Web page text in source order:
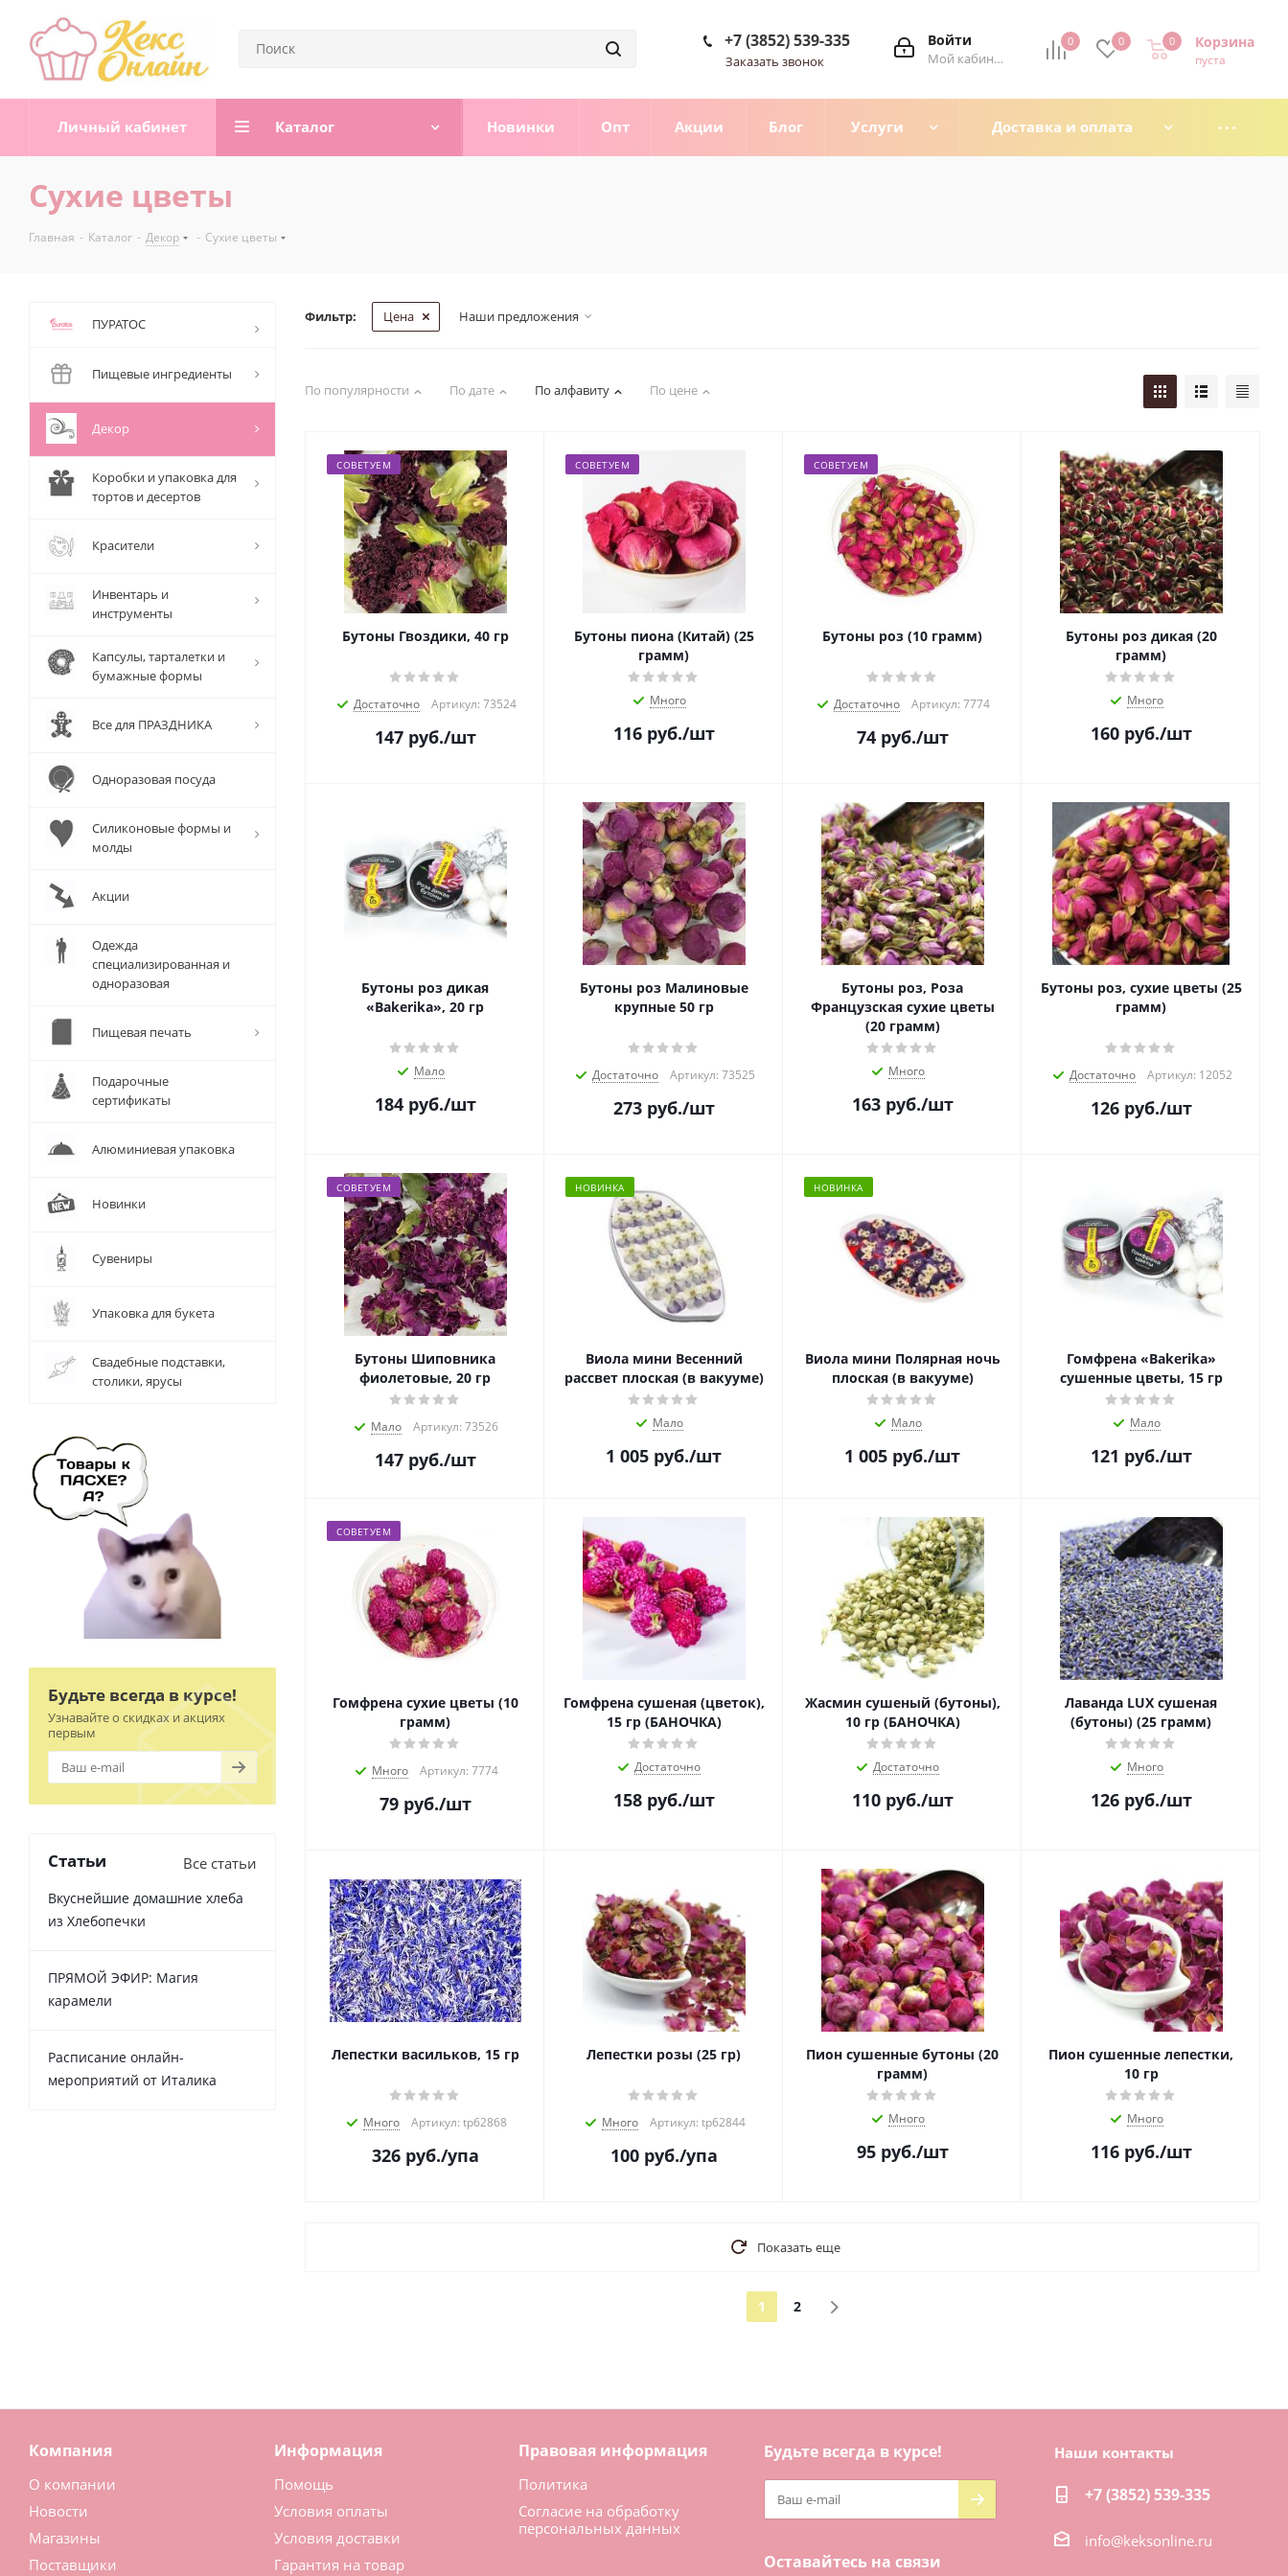
0 0 Корзина
0
пуста
0
Войти
Мой кабинет
+7 (3852) 539-335
Заказать звонок
Личный кабинет Каталог Новинки Опт Акции Блог Услуги Доставка и оплата
Сухие цветы
Главная - Каталог - Декор - Сухие цветы
Фильтр: Цена Наши предложения
По популярности По дате По алфавиту По цене
СОВЕТУЕМ
Бутоны Гвоздики, 40 гр
Достаточно Артикул: 73524
147руб./шт
СОВЕТУЕМ
Бутоны пиона (Китай) (25
грамм)
Много
116руб./шт
СОВЕТУЕМ
Бутоны роз (10 грамм)
Достаточно Артикул: 7774
74руб./шт
Бутоны роз дикая (20
грамм)
Много
160руб./шт
Бутоны роз дикая
«Bakerika», 20 гр
Мало
184руб./шт
Бутоны роз Малиновые
крупные 50 гр
Достаточно Артикул: 73525
273руб./шт
Бутоны роз, Роза
Французская сухие цветы
(20 грамм)
Много
163руб./шт
Бутоны роз, сухие цветы (25
грамм)
Достаточно Артикул: 12052
126руб./шт
СОВЕТУЕМ
Бутоны Шиповника
фиолетовые, 20 гр
Мало Артикул: 73526
147руб./шт
НОВИНКА
Виола мини Весенний
рассвет плоская (в вакууме)
Мало
1 005 руб./шт
НОВИНКА
Виола мини Полярная ночь
плоская (в вакууме)
Мало
1 005 руб./шт
Гомфрена «Bakerika»
сушенные цветы, 15 гр
Мало
121 руб./шт
СОВЕТУЕМ
Гомфрена сухие цветы (10
грамм)
Много Артикул: 7774
79руб./шт
Гомфрена сушеная (цветок),
15 гр (БАНОЧКА)
Достаточно
158руб./шт
Жасмин сушеный (бутоны),
10 гр (БАНОЧКА)
Достаточно
110руб./шт
Лаванда LUX сушеная
(бутоны) (25 грамм)
Много
126руб./шт
Лепестки васильков, 15 гр
Много Артикул: tp62868
326руб./упа
Лепестки розы (25 гр)
Много Артикул: tp62844
100руб./упа
Пион сушенные бутоны (20
грамм)
Много
95руб./шт
Пион сушенные лепестки,
10 гр
Много
116руб./шт
Показать еще
1 2
ПУРАТОС
Пищевые ингредиенты
Декор
Коробки и упаковка для
тортов и десертов
Красители
Инвентарь и
инструменты
Капсулы, тарталетки и
бумажные формы
Все для ПРАЗДНИКА
Одноразовая посуда
Силиконовые формы и
молды
Акции
Одежда
специализированная и
одноразовая
Пищевая печать
Подарочные
сертификаты
Алюминиевая упаковка
Новинки
Сувениры
Упаковка для букета
Свадебные подставки,
столики, ярусы
Будьте всегда в курсе!
Узнавайте о скидках и акциях
первым
Статьи Все статьи
Вкуснейшие домашние хлеба
из Хлебопечки
ПРЯМОЙ ЭФИР: Магия
карамели
Расписание онлайн-
мероприятий от Италика
Компания
О компании
Новости
Магазины
Поставщики
Информация
Помощь
Условия оплаты
Условия доставки
Гарантия на товар
Правовая информация
Политика
Согласие на обработку
персональных данных
Будьте всегда в курсе!
Оставайтесь на связи
Наши контакты
+7 (3852) 539-335
info@keksonline.ru